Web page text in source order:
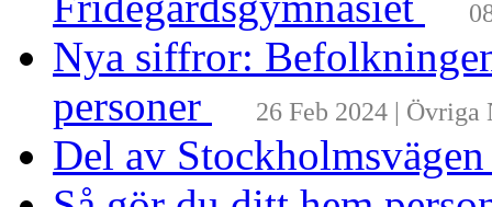
Nya siffror:
personer
26 Feb 2024 | Övriga
Del av